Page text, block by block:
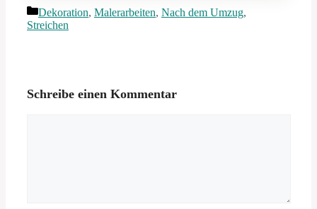
Kategorien
Dekoration, Malerarbeiten, Nach dem Umzug,
Streichen
Schreibe einen Kommentar